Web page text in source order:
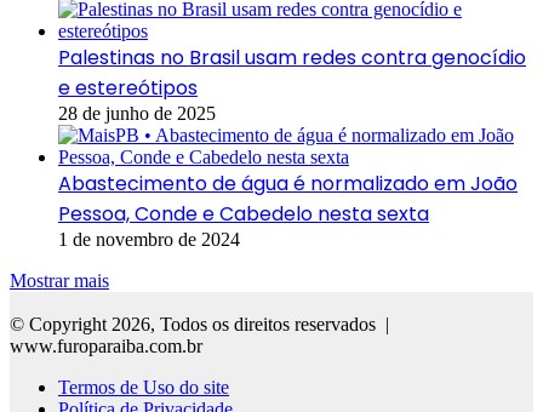
Palestinas no Brasil usam redes contra genocídio
e estereótipos
28 de junho de 2025
Abastecimento de água é normalizado em João
Pessoa, Conde e Cabedelo nesta sexta
1 de novembro de 2024
Mostrar mais
© Copyright 2026, Todos os direitos reservados |
www.furoparaiba.com.br
Termos de Uso do site